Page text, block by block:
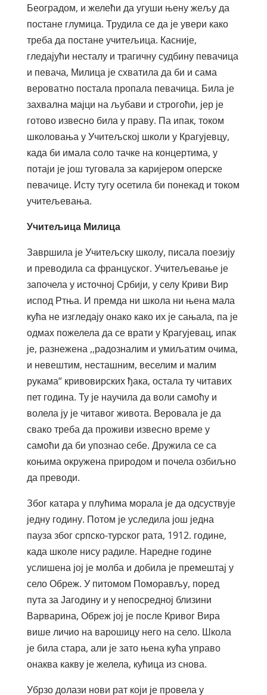
Београдом, и желећи да угуши њену жељу да
постане глумица. Трудила се да је увери како
треба да постане учитељица. Касније,
гледајући несталу и трагичну судбину певачица
и певача, Милица је схватила да би и сама
вероватно постала пропала певачица. Била је
захвална мајци на љубави и строгоћи, јер је
готово извесно била у праву. Па ипак, током
школовања у Учитељској школи у Крагујевцу,
када би имала соло тачке на концертима, у
потаји је још туговала за каријером оперске
певачице. Исту тугу осетила би понекад и током
учитељевања.
Учитељица Милица
Завршила је Учитељску школу, писала поезију
и преводила са француског. Учитељевање је
започела у источној Србији, у селу Криви Вир
испод Ртња. И премда ни школа ни њена мала
кућа не изгледају онако како их је сањала, па је
одмах пожелела да се врати у Крагујевац, ипак
је, разнежена ,,радозналим и умиљатим очима,
и невештим, несташним, веселим и малим
рукама“ кривовирских ђака, остала ту читавих
пет година. Ту је научила да воли самоћу и
волела ју је читавог живота. Веровала је да
свако треба да проживи извесно време у
самоћи да би упознао себе. Дружила се са
коњима окружена природом и почела озбиљно
да преводи.
Због катара у плућима морала је да одсуствује
једну годину. Потом је уследила још једна
пауза због српско-турског рата, 1912. године,
када школе нису радиле. Наредне године
услишена јој је молба и добила је премештај у
село Обреж. У питомом Поморављу, поред
пута за Јагодину и у непосредној близини
Варварина, Обреж јој је после Кривог Вира
више личио на варошицу него на село. Школа
је била стара, али је зато њена кућа управо
онаква какву је желела, кућица из снова.
Убрзо долази нови рат који је провела у